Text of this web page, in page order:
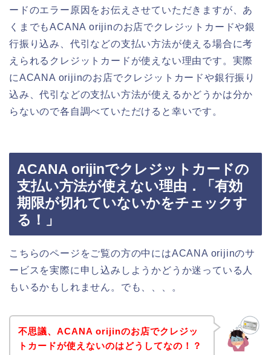
ードのエラー原因をお伝えさせていただきますが、あ
くまでもACANA orijinのお店でクレジットカードや銀
行振り込み、代引などの支払い方法が使える場合に考
えられるクレジットカードが使えない理由です。実際
にACANA orijinのお店でクレジットカードや銀行振り
込み、代引などの支払い方法が使えるかどうかは分か
らないので各自調べていただけると幸いです。
ACANA orijinでクレジットカードの
支払い方法が使えない理由．「有効
期限が切れていないかをチェックす
る！」
こちらのページをご覧の方の中にはACANA orijinのサ
ービスを実際に申し込みしようかどうか迷っている人
もいるかもしれません。でも、、、。
不思議、ACANA orijinのお店でクレジッ
トカードが使えないのはどうしてなの！？